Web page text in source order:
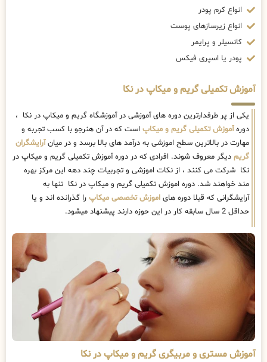
انواع کرم پودر
انواع زیرسازهای پوست
کانسیلر و پرایمر
پودر یا اسپری فیکس
آموزش تکمیلی گریم و میکاپ در نکا
یکی از پر طرفدارترین دوره های آموزشی در آموزشگاه گریم و میکاپ در نکا ،
دورهآموزش تکمیلی گریم و میکاپ است که در آن هنرجو با کسب تجربه و
مهارت در بالاترین سطح اموزشی به درآمد های بالا برسد و در میانآرایشگران
گریم دیگر معروف شوند. افرادی که در دوره آموزش تکمیلی گریم و میکاپ در
نکا شرکت می کنند ، از نکات اموزشی و تجربیات چند دهه این مرکز بهره
مند خواهند شد. دوره اموزش تکمیلی گریم و میکاپ در نکا تنها به
آرایشگرانی که قبلا دوره های اموزش تخصصی میکاپ را گذرانده اند و یا
حداقل 2 سال سابقه کار در این حوزه دارند پیشنهاد میشود.
آموزش مستری و مربیگری گریم و میکاپ در نکا